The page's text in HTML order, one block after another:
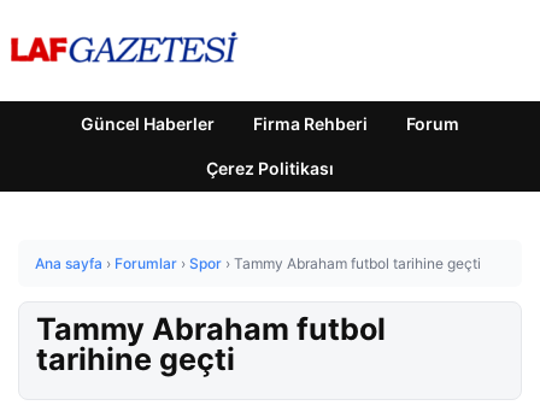
Güncel Haberler Firma Rehberi Forum
Çerez Politikası
Ana sayfa › Forumlar › Spor › Tammy Abraham futbol tarihine geçti
Tammy Abraham futbol
tarihine geçti